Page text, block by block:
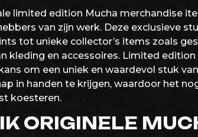
limited edition Mucha merchandise
van zijn werk. Deze exclusieve
tot unieke collector’s items zoals
kleding en accessoires. Limited
om een ​​uniek en waardevol stuk
in handen te krijgen, waardoor het
koesteren.
ORIGINELE